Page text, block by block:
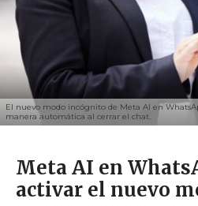
El nuevo modo incógnito de Meta AI en
manera automática al cerrar el chat.
Meta AI en
activar el nuevo